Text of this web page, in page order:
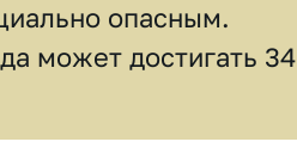
опасным.
может достигать 34